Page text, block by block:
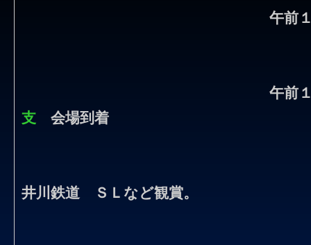
午前
午前
支 会場到着
井川鉄道 ＳＬなど観賞。